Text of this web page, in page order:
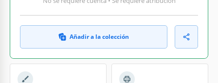
Añadir a la colección